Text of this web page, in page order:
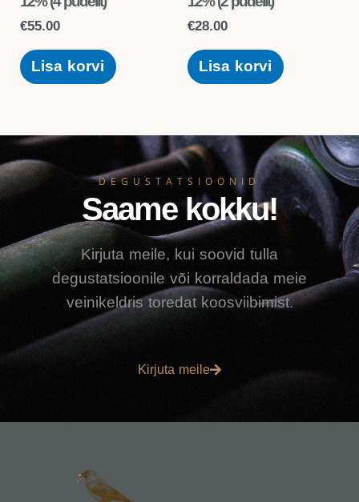
€55.00
Lisa korvi
€28.00
Lisa korvi
DEGUSTATSIOONID
Saame kokku!
Kirjuta meile, kui soovid tulla
degustatsioonile või korraldada meie
veinikeldris toredat koosviibimist.
Kirjuta meile